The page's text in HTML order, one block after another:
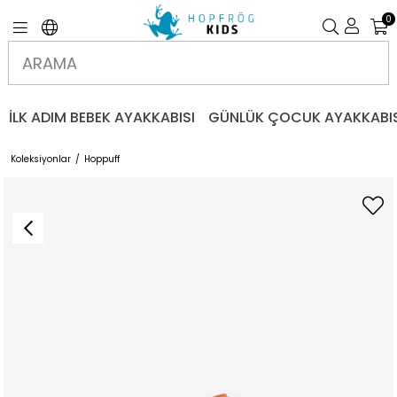
0
İLK ADIM BEBEK AYAKKABISI GÜNLÜK ÇOCUK
Koleksiyonlar Hoppuff